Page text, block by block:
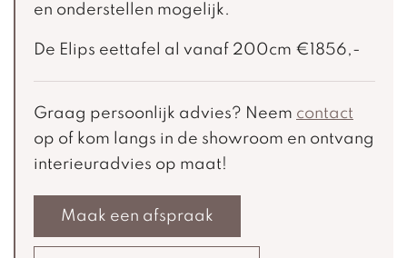
en onderstellen mogelijk.
De Elips eettafel al vanaf 200cm €1856,-
Graag persoonlijk advies? Neem contact
op of kom langs in de showroom en ontvang
interieuradvies op maat!
Maak een afspraak